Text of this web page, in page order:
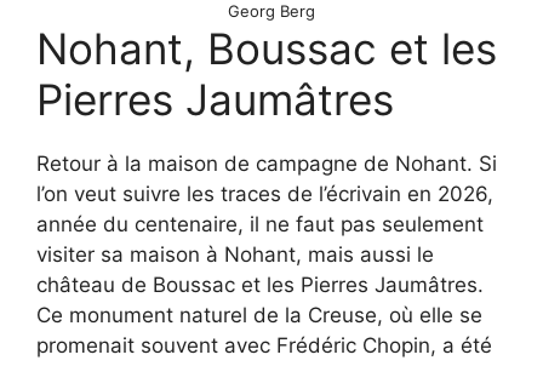
Georg Berg
Nohant, Boussac et les
Pierres Jaumâtres
Retour à la maison de campagne de Nohant. Si
l’on veut suivre les traces de l’écrivain en 2026,
année du centenaire, il ne faut pas seulement
visiter sa maison à Nohant, mais aussi le
château de Boussac et les Pierres Jaumâtres.
Ce monument naturel de la Creuse, où elle se
promenait souvent avec Frédéric Chopin, a été